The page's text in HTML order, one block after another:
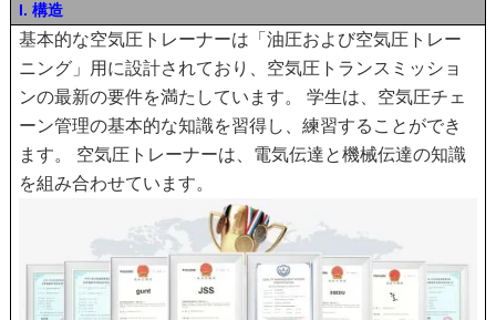
I. 構造
基本的な空気圧トレーナーは「油圧および空気圧トレー
ニング」用に設計されており、空気圧トランスミッショ
ンの最新の要件を満たしています。 学生は、空気圧チェ
ーン管理の基本的な知識を習得し、練習することができ
ます。 空気圧トレーナーは、電気伝達と機械伝達の知識
を組み合わせています。